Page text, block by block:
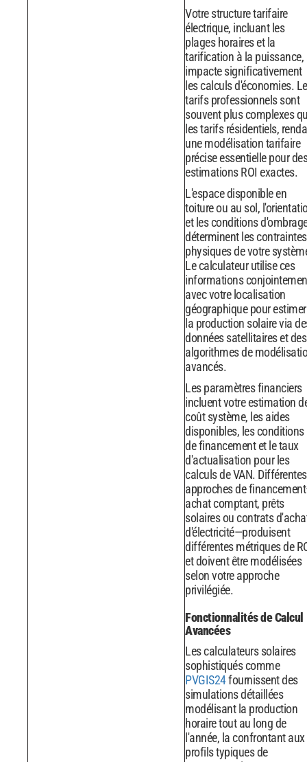
Votre structure tarifaire
électrique, incluant les
plages horaires et la
tarification à la puissance,
impacte significativement
les calculs d'économies.
tarifs professionnels sont
souvent plus complexes
les tarifs résidentiels,
une modélisation tarifaire
précise essentielle pour des
estimations ROI exactes.
L'espace disponible en
toiture ou au sol,
et les conditions
déterminent les contraintes
physiques de votre
Le calculateur utilise ces
informations
avec votre localisation
géographique pour estimer
la production solaire via
données satellitaires et des
algorithmes de
avancés.
Les paramètres financiers
incluent votre estimation
coût système, les aides
disponibles, les conditions
de financement et le taux
d'actualisation pour les
calculs de VAN. Différentes
approches de
achat comptant, prêts
solaires ou contrats
d'électricité—produisent
différentes métriques de
et doivent être modélisées
selon votre approche
privilégiée.
Fonctionnalités de Calcul
Avancées
Les calculateurs solaires
sophistiqués comme
PVGIS24fournissent des
simulations détaillées
modélisant la production
horaire tout au long de
l'année, la confrontant aux
profils typiques de